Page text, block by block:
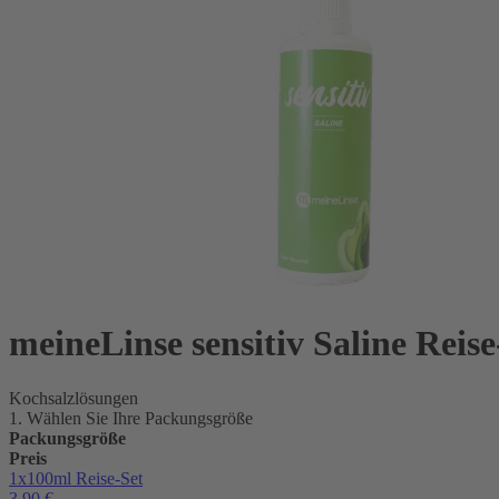
meineLinse sensitiv Saline
Kochsalzlösungen
1. Wählen Sie Ihre Packungsgröße
Packungsgröße
Preis
1x100ml Reise-Set